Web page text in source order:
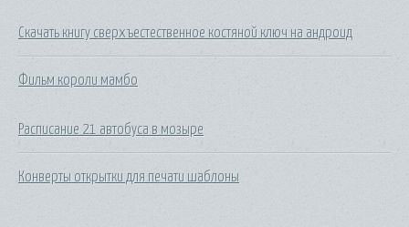
Скачать книгу сверхъестественное костяной ключ на андроид
Фильм короли мамбо
Расписание 21 автобуса в мозыре
Конверты открытки для печати шаблоны